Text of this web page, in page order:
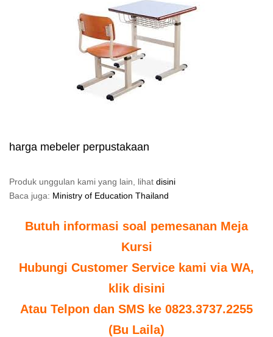
harga mebeler perpustakaan
Produk unggulan kami yang lain, lihat disini
Baca juga: Ministry of Education Thailand
Butuh informasi soal pemesanan Meja
Kursi
Hubungi Customer Service kami via WA,
klik disini
Atau Telpon dan SMS ke 0823.3737.2255
(Bu Laila)